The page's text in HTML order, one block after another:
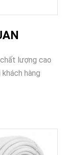
lượng cao
hàng